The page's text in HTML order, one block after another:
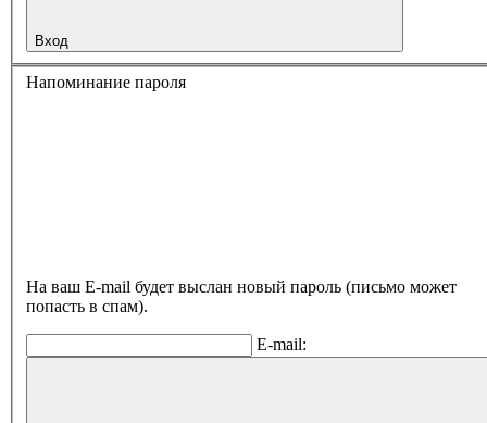
Вход
Напоминание пароля
На ваш E-mail будет выслан новый пароль (письмо может
попасть в спам).
E-mail: